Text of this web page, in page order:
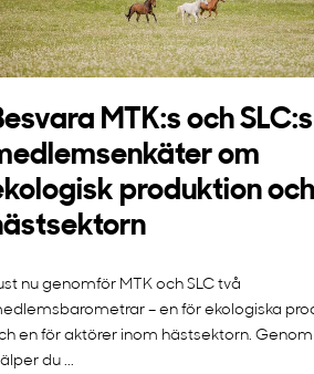
MTK:s och SLC:s
om
produktion och
nu genomför MTK och SLC två
– en för ekologiska
en för aktörer inom hästsektorn.
du ...